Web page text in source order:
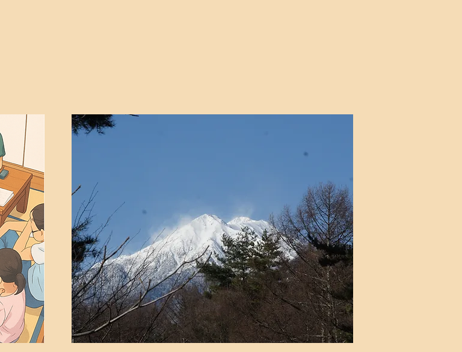
祈りの会
毎週水曜日 10時〜11時
聖書の御言葉を共に読み、祈りを合わせています